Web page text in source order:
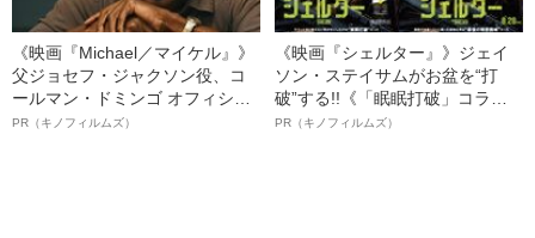
《映画『Michael／マイケル』》
父ジョセフ・ジャクソン役、コ
ールマン・ドミンゴ オフィシャ
ルインタビュー“観客を魅了した
PR（キノフィルムズ）
《映画『シェルター』》ジェイ
ソン・ステイサムがお盆を“打
破”する!!《「眠眠打破」コラ
ボ》
PR（キノフィルムズ）